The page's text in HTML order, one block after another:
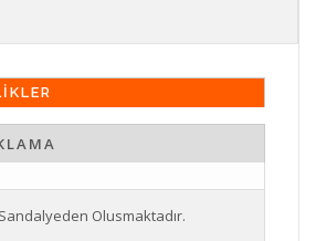
Olusmaktadır.